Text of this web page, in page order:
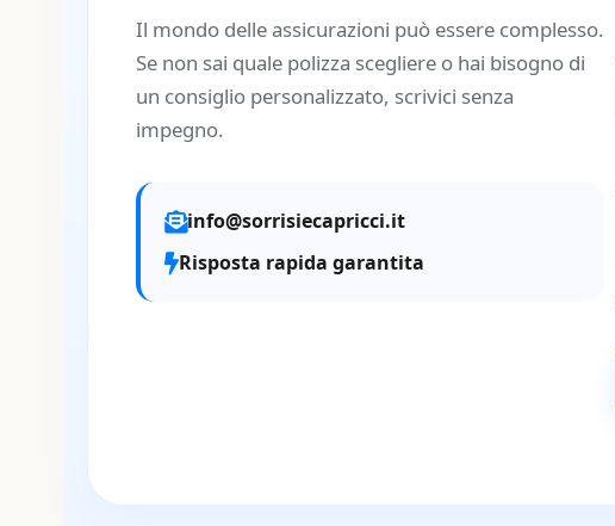
Il mondo delle assicurazioni può essere complesso.
Se non sai quale polizza scegliere o hai bisogno di
un consiglio personalizzato, scrivici senza
impegno.
info@sorrisiecapricci.it
Risposta rapida garantita